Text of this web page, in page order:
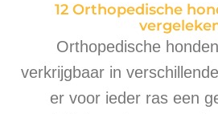
12 Orthopedische
Orthopedische
verkrijgbaar in
er voor ieder ras een